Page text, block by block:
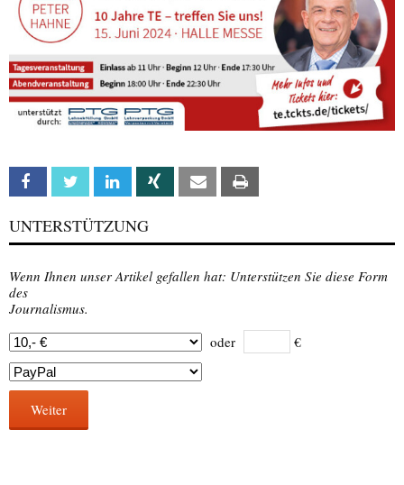
Facebook Twitter Linkedin Xing Email
UNTERSTÜTZUNG
Wenn Ihnen unser Artikel gefallen hat: Unterstützen Sie diese Form
des
Journalismus.
oder
€
Weiter